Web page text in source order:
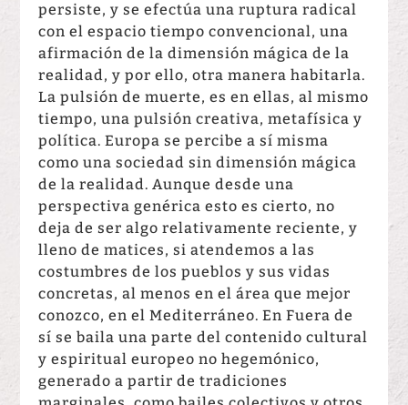
persiste, y se efectúa una ruptura radical
con el espacio tiempo convencional, una
afirmación de la dimensión mágica de la
realidad, y por ello, otra manera habitarla.
La pulsión de muerte, es en ellas, al mismo
tiempo, una pulsión creativa, metafísica y
política. Europa se percibe a sí misma
como una sociedad sin dimensión mágica
de la realidad. Aunque desde una
perspectiva genérica esto es cierto, no
deja de ser algo relativamente reciente, y
lleno de matices, si atendemos a las
costumbres de los pueblos y sus vidas
concretas, al menos en el área que mejor
conozco, en el Mediterráneo. En Fuera de
sí se baila una parte del contenido cultural
y espiritual europeo no hegemónico,
generado a partir de tradiciones